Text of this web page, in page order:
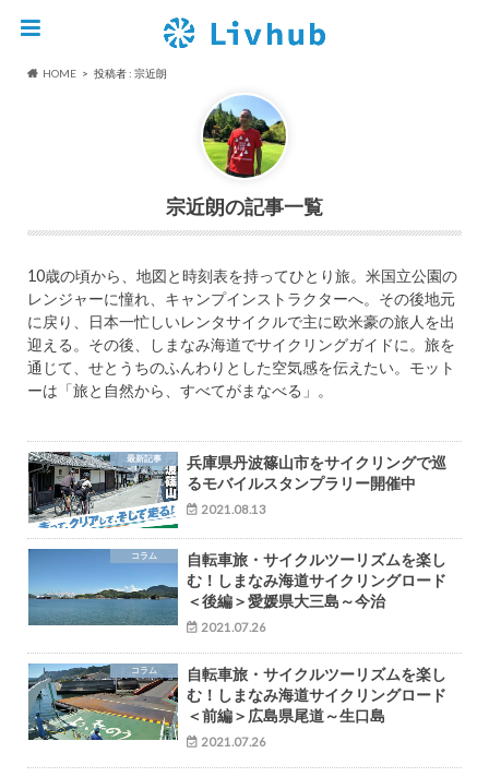
HOME 投稿者 : 宗近朗
宗近朗
10歳の頃から、地図と時刻表を持ってひとり旅。米国立公園の
レンジャーに憧れ、キャンプインストラクターへ。その後地元
に戻り、日本一忙しいレンタサイクルで主に欧米豪の旅人を出
迎える。その後、しまなみ海道でサイクリングガイドに。旅を
通じて、せとうちのふんわりとした空気感を伝えたい。モット
ーは「旅と自然から、すべてがまなべる」。
最新記事
兵庫県丹波篠山市をサイクリングで巡
るモバイルスタンプラリー開催中
2021.08.13
コラム
自転車旅・サイクルツーリズムを楽し
む！しまなみ海道サイクリングロード
＜後編＞愛媛県大三島～今治
2021.07.26
コラム
自転車旅・サイクルツーリズムを楽し
む！しまなみ海道サイクリングロード
＜前編＞広島県尾道～生口島
2021.07.26